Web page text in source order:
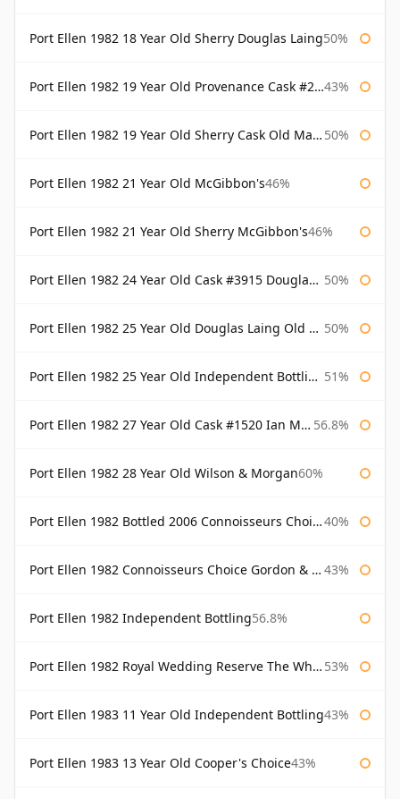
Port Ellen 1982 18 Year Old Sherry Douglas Laing50%
Port Ellen 1982 19 Year Old Provenance Cask #2733 McGibbon's 43%
Port Ellen 1982 19 Year Old Sherry Cask Old Malt Cask Douglas Laing 50%
Port Ellen 1982 21 Year Old McGibbon's46%
Port Ellen 1982 21 Year Old Sherry McGibbon's46%
Port Ellen 1982 24 Year Old Cask #3915 Douglas Laing Old Malt Cask 50%
Port Ellen 1982 25 Year Old Douglas Laing Old Malt Cask 50%
Port Ellen 1982 25 Year Old Independent Bottling Bottled 2007 51%
Port Ellen 1982 27 Year Old Cask #1520 Ian Macleod Chieftain 56.8%
Port Ellen 1982 28 Year Old Wilson & Morgan60%
Port Ellen 1982 Bottled 2006 Connoisseurs Choice Gordon & Macphail 40%
Port Ellen 1982 Connoisseurs Choice Gordon & Macphail 43%
Port Ellen 1982 Independent Bottling56.8%
Port Ellen 1982 Royal Wedding Reserve The Whisky Exchange 53%
Port Ellen 1983 11 Year Old Independent Bottling43%
Port Ellen 1983 13 Year Old Cooper's Choice43%